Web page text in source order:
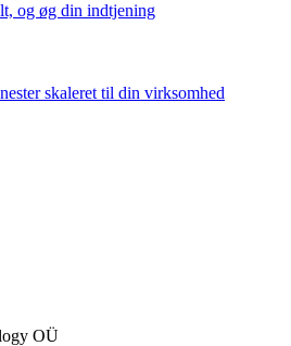
og øg din indtjening
skaleret til din virksomhed
OÜ